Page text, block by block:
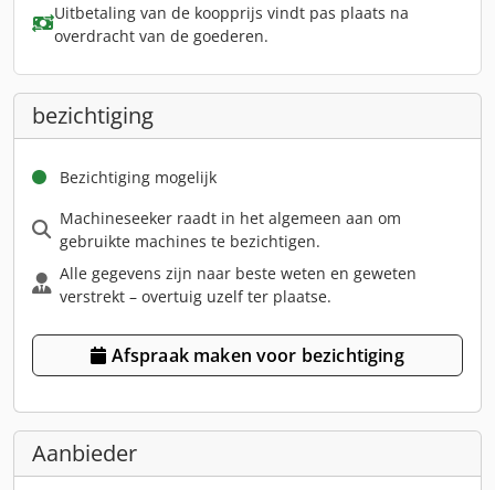
Uitbetaling van de koopprijs vindt pas plaats na
overdracht van de goederen.
bezichtiging
Bezichtiging mogelijk
Machineseeker raadt in het algemeen aan om
gebruikte machines te bezichtigen.
Alle gegevens zijn naar beste weten en geweten
verstrekt – overtuig uzelf ter plaatse.
Afspraak maken voor bezichtiging
Aanbieder